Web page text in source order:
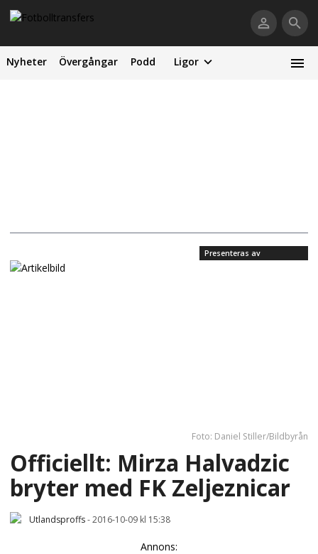
Nyheter Övergångar Podd Ligor
Presenteras av
Foto: Daniel Stiller/Bildbyrån
Officiellt: Mirza Halvadzic
bryter med FK Zeljeznicar
Utlandsproffs-2016-10-09 kl 15:38
Annons: